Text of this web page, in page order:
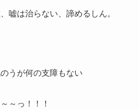
嘘は治らない、諦めるしん。
うが何の支障もない
～っ！！！